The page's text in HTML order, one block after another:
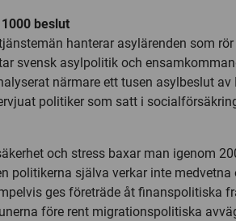
beslut
hanterar asylärenden som
svensk asylpolitik och
närmare ett tusen asylbeslut
politiker som satt i
och stress baxar man igenom
politikerna själva verkar inte medvetna
ges företräde åt finanspolitiska
före rent migrationspolitiska